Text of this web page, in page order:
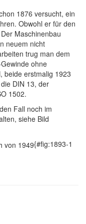
1876 versucht, ein
Obwohl er für den
Maschinenbau
neuem nicht
trug man dem
ohne
beide erstmalig 1923
DIN 13, der
1502.
Fall noch im
siehe Bild
{#fig:1893-1